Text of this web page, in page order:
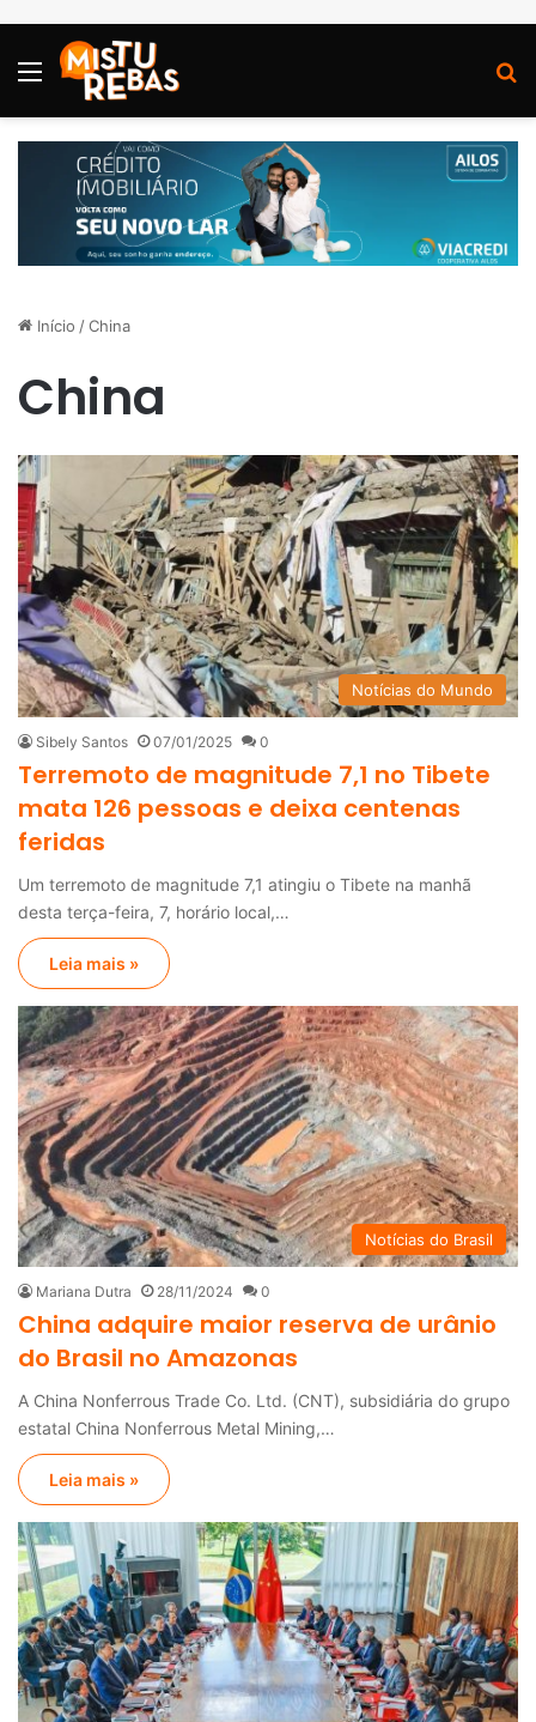
Menu
Início /China
China
Notícias do Mundo
Sibely Santos 07/01/2025 0
Terremoto de magnitude 7,1 no Tibete
mata 126 pessoas e deixa centenas
feridas
Um terremoto de magnitude 7,1 atingiu o Tibete na manhã
desta terça-feira, 7, horário local,…
Leia mais »
Notícias do Brasil
Mariana Dutra 28/11/2024 0
China adquire maior reserva de urânio
do Brasil no Amazonas
A China Nonferrous Trade Co. Ltd. (CNT), subsidiária do grupo
estatal China Nonferrous Metal Mining,…
Leia mais »